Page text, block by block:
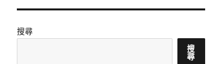
搜尋
搜
尋